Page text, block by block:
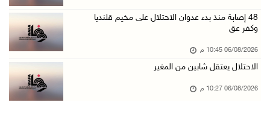
رابطة العالم الإسلامي تدين تواصل انتهاكات الا ...
اليونيسف: استشهاد 300 طفل منذ وقف إطلاق النار ...
48 إصابة منذ بدء عدوان الاحتلال على مخيم قلنديا
وكفر عق
06/08/2026 10:45 م
الاحتلال يعتقل شابين من المغير
06/08/2026 10:27 م